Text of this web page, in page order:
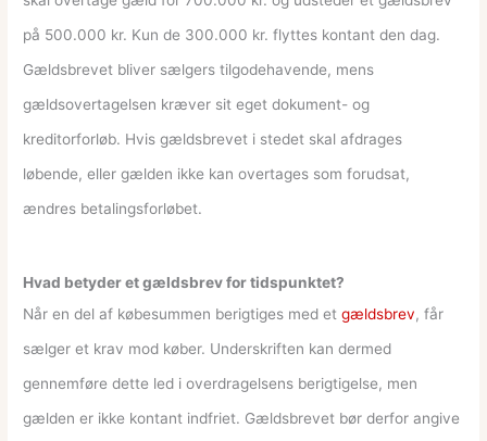
på 500.000 kr. Kun de 300.000 kr. flyttes kontant den dag.
Gældsbrevet bliver sælgers tilgodehavende, mens
gældsovertagelsen kræver sit eget dokument- og
kreditorforløb. Hvis gældsbrevet i stedet skal afdrages
løbende, eller gælden ikke kan overtages som forudsat,
ændres betalingsforløbet.
Hvad betyder et gældsbrev for tidspunktet?
Når en del af købesummen berigtiges med etgældsbrev, får
sælger et krav mod køber. Underskriften kan dermed
gennemføre dette led i overdragelsens berigtigelse, men
gælden er ikke kontant indfriet. Gældsbrevet bør derfor angive